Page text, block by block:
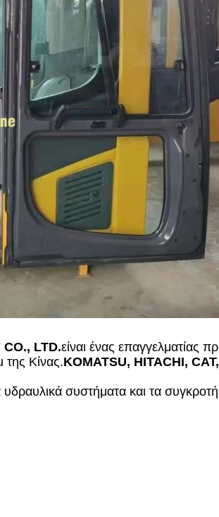
CO., LTD.είναι ένας επαγγελματίας
της Κίνας.KOMATSU, HITACHI,
συστήματα και τα